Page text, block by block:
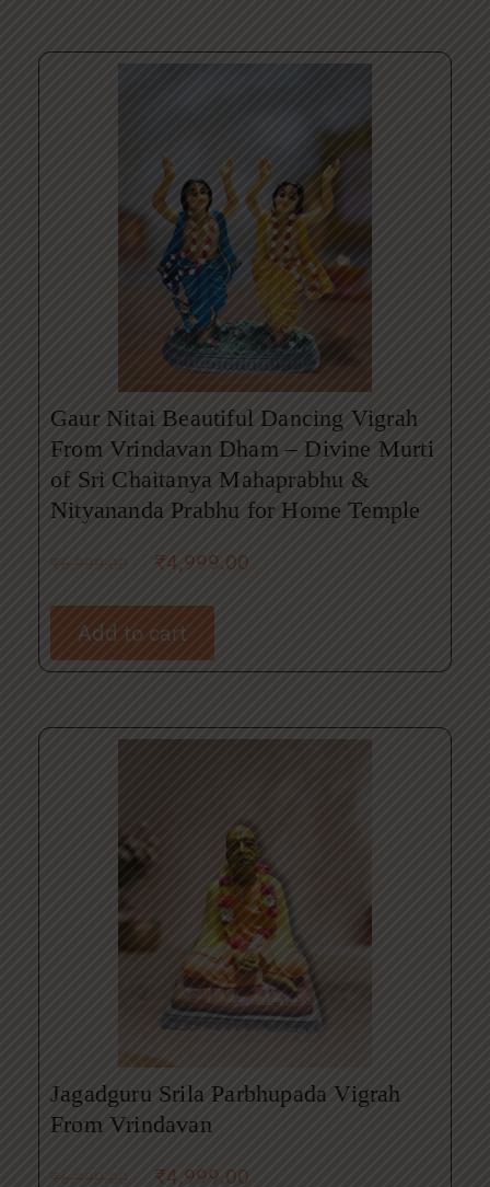
Gaur Nitai Beautiful Dancing Vigrah
From Vrindavan Dham – Divine Murti
of Sri Chaitanya Mahaprabhu &
Nityananda Prabhu for Home Temple
₹6,999.00 ₹4,999.00
Add to cart
Jagadguru Srila Parbhupada Vigrah
From Vrindavan
₹6,999.00 ₹4,999.00